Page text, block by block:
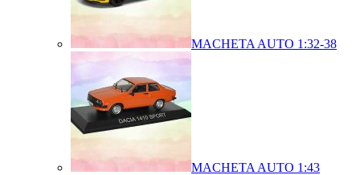
MACHETA AUTO 1:32-38
MACHETA AUTO 1:43